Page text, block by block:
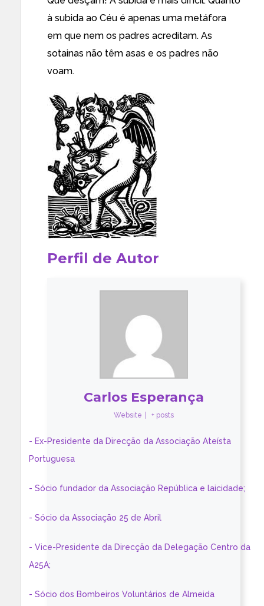
à subida ao Céu é apenas uma metáfora
em que nem os padres acreditam. As
sotainas não têm asas e os padres não
voam.
Perfil de Autor
Carlos Esperança
Website + posts
- Ex-Presidente da Direcção da Associação Ateísta
Portuguesa
- Sócio fundador da Associação República e laicidade;
- Sócio da Associação 25 de Abril
- Vice-Presidente da Direcção da Delegação Centro da
A25A;
- Sócio dos Bombeiros Voluntários de Almeida